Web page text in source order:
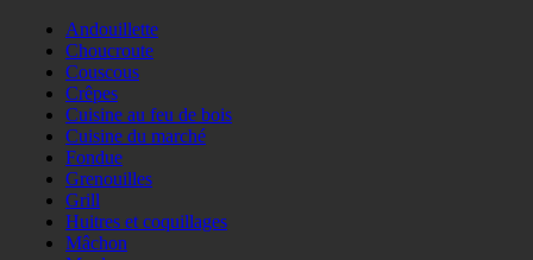
Andouillette
Choucroute
Couscous
Crêpes
Cuisine au feu de bois
Cuisine du marché
Fondue
Grenouilles
Grill
Huitres et coquillages
Mâchon